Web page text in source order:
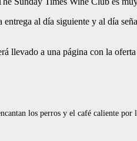
al día siguiente y al día
llevado a una página con la
los perros y el café caliente por